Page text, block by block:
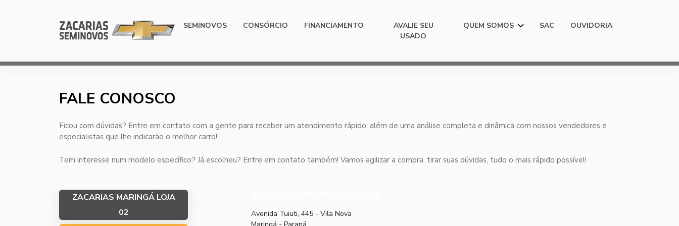
SEMINOVOS CONSÓRCIO FINANCIAMENTO
AVALIE SEU
USADO
QUEM SOMOS SAC OUVIDORIA
FALE CONOSCO
Ficou com dúvidas? Entre em contato com a gente para receber um atendimento rápido, além de uma análise completa e dinâmica com nossos vendedores e
especialistas que lhe indicarão o melhor carro!
Tem interesse num modelo específico? Já escolheu? Entre em contato também! Vamos agilizar a compra, tirar suas dúvidas, tudo o mais rápido possível!
ZACARIAS MARINGÁ LOJA
02
Avenida Tuiuti, 445 - Vila Nova